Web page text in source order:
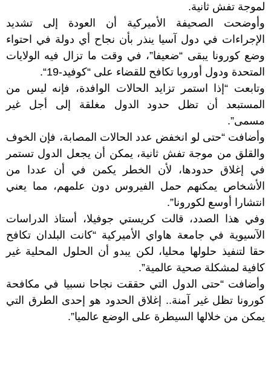
لموجة تفش ثانية.
وأوضحت الصحيفة الأميركية أن العودة إلى تشديد
الإجراءات في دول آسيا ينذر بأن نجاح أي دولة في احتواء
وضع كورونا يبقى “ضعيفا”، في وقت ما تزال فيه الولايات
المتحدة ودول أوروبا تكافح للقضاء على “كوفيد-19
“.
وتابعت “إذا استمر تزايد الحالات الوافدة، فإنه ليس من
المستبعد أن تظل حدود الدول مغلقة إلى أجل غير
مسمى”.
وأضافت “حتى لو انخفض عدد الحالات المصابة، فإن الخوف
والقلق من موجة تفش ثانية، يمكن أن يجعل الدول تستمر
في إغلاق حدودها، لأن الخطر يكمن في أن عددا من
الأشخاص يمكنهم حمل الفيروس دون علمهم، مما يعني
انتشارا أوسع لكورونا”.
وفي هذا الصدد، قالت كريستي جوفيلا، أستاذ الدراسات
الآسيوية في جامعة هاواي الأميركية “كانت البلدان تكافح
حقا لتنفيذ حلولها محليا، لكن يبدو أن الحلول المحلية غير
كافية لمشكلة صحية عالمية”.
وأضافت “حتى الدول التي حققت نجاحا نسبيا في مكافحة
كورونا تظل غير آمنة.. إغلاق الحدود هو إحدى الطرق التي
يمكن من خلالها السيطرة على الوضع عالميا”.